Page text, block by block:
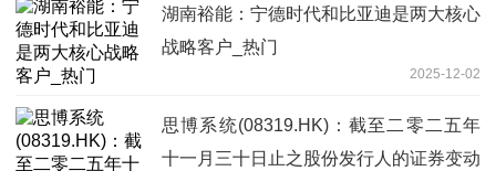
湖南裕能：宁德时代和比亚迪是两大核心
战略客户_热门
2025-12-02
思博系统(08319.HK)：截至二零二五年
十一月三十日止之股份发行人的证券变动